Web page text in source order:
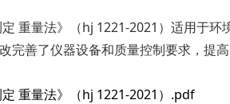
定 重量法》（hj 1221-2021）适用于
完善了仪器设备和质量控制要求，提
定 重量法》（hj 1221-2021）.pdf